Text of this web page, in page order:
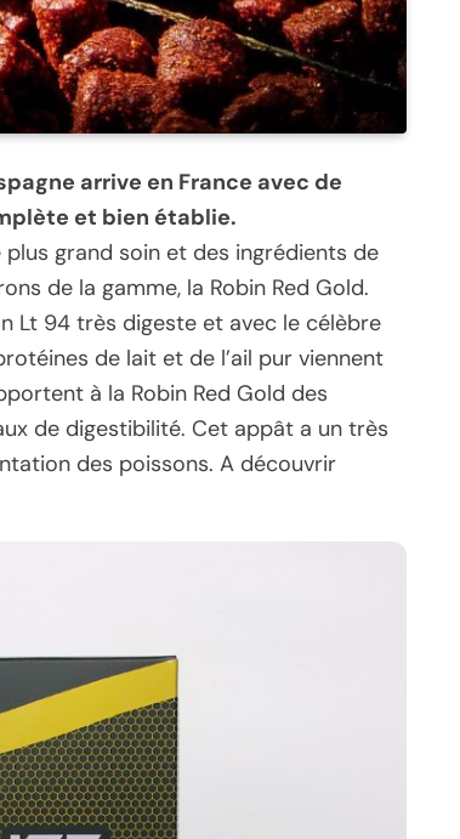
arrive en France avec de
et bien établie.
grand soin et des ingrédients de
de la gamme, la Robin Red Gold.
Lt 94 très digeste et avec le célèbre
de lait et de l’ail pur viennent
à la Robin Red Gold des
de digestibilité. Cet appât a un très
des poissons. A découvrir